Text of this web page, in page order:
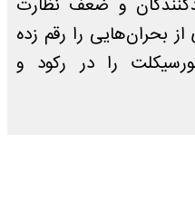
و ضعف نظارت
بحران‌هایی را رقم زده
را در رکود و